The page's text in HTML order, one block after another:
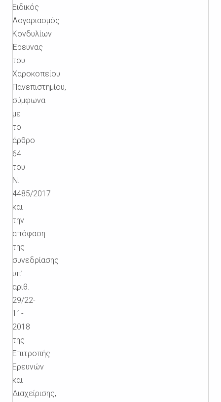
Ειδικός
Λογαριασμός
Κονδυλίων
Έρευνας
του
Χαροκοπείου
Πανεπιστημίου,
σύμφωνα
με
το
άρθρο
64
του
Ν.
4485/2017
και
την
απόφαση
της
συνεδρίασης
υπ’
αριθ.
29/22-
11-
2018
της
Επιτροπής
Ερευνών
και
Διαχείρισης,